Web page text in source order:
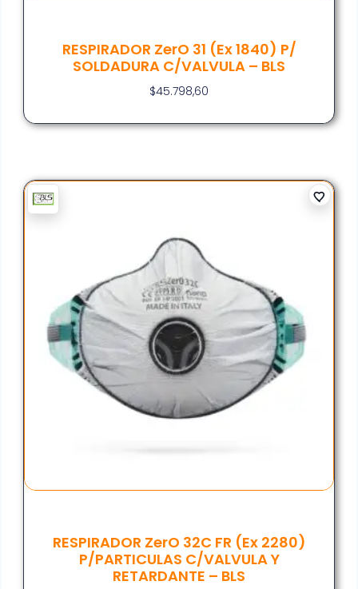
RESPIRADOR ZerO 31 (ex 1840) P/
SOLDADURA C/VALVULA – BLS
$45.798,60
RESPIRADOR ZerO 32C FR (ex 2280)
P/PARTICULAS C/VALVULA Y
RETARDANTE – BLS